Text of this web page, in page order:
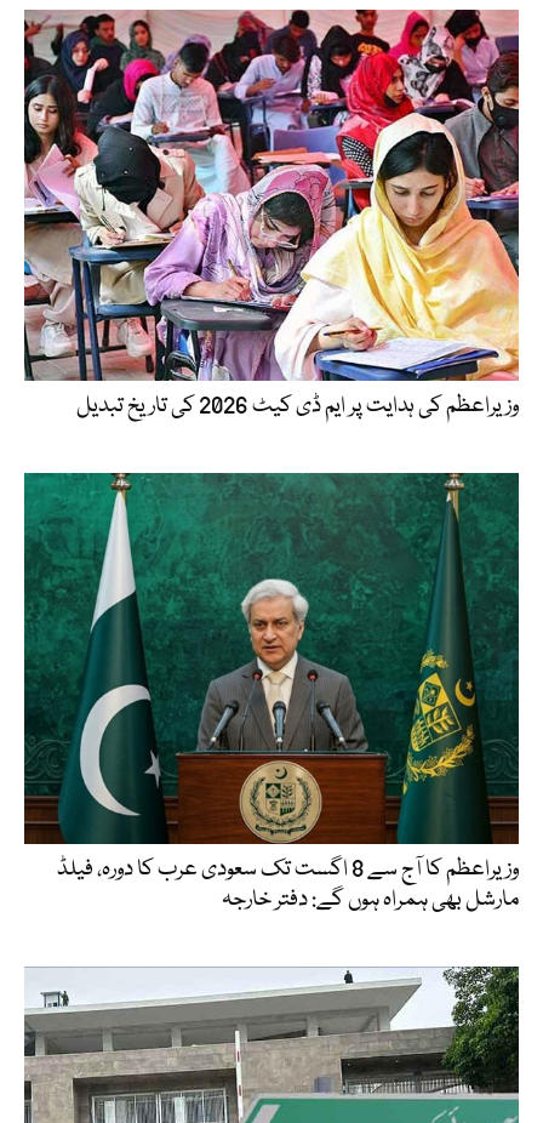
وزیراعظم کی ہدایت پر ایم ڈی کیٹ 2026 کی تاریخ تبدیل
وزیراعظم کا آج سے 8 اگست تک سعودی عرب کا دورہ، فیلڈ
مارشل بھی ہمراہ ہوں گے: دفتر خارجہ